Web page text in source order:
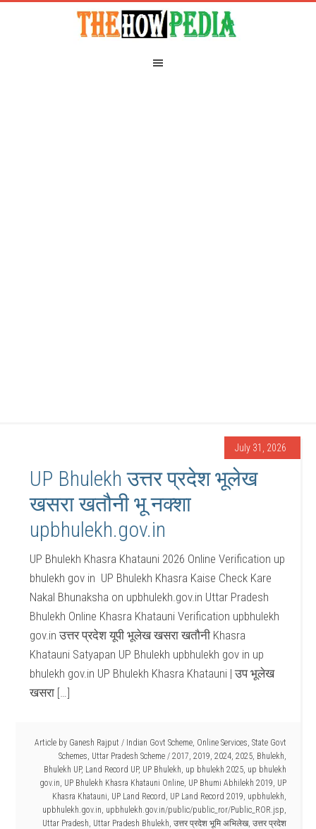
July 31, 2026
UP Bhulekh उत्तर प्रदेश भूलेख
खसरा खतौनी भू नक्शा
upbhulekh.gov.in
UP Bhulekh Khasra Khatauni 2026 Online Verification up
bhulekh gov in UP Bhulekh Khasra Kaise Check Kare
Nakal Bhunaksha on upbhulekh.gov.in Uttar Pradesh
Bhulekh Online Khasra Khatauni Verification upbhulekh
gov.in उत्तर प्रदेश यूपी भूलेख खसरा खतौनी Khasra
Khatauni Satyapan UP Bhulekh upbhulekh gov in up
bhulekh gov.in UP Bhulekh Khasra Khatauni | उप भूलेख
खसरा […]
Article by Ganesh Rajput / Indian Govt Scheme, Online Services, State Govt
Schemes, Uttar Pradesh Scheme / 2017, 2019, 2024, 2025, Bhulekh,
Bhulekh UP, Land Record UP, UP Bhulekh, up bhulekh 2025, up bhulekh
gov.in, UP Bhulekh Khasra Khatauni Online, UP Bhumi Abhilekh 2019, UP
Khasra Khatauni, UP Land Record, UP Land Record 2019, upbhulekh,
upbhulekh.gov.in, upbhulekh.gov.in/public/public_ror/Public_ROR.jsp,
Uttar Pradesh, Uttar Pradesh Bhulekh, उत्तर प्रदेश भूमि अभिलेख, उत्तर प्रदेश